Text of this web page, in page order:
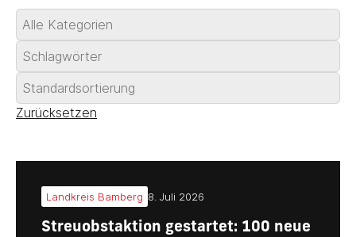
Zurücksetzen
Landkreis Bamberg 8. Juli 2026
Streuobstaktion gestartet: 100 neue